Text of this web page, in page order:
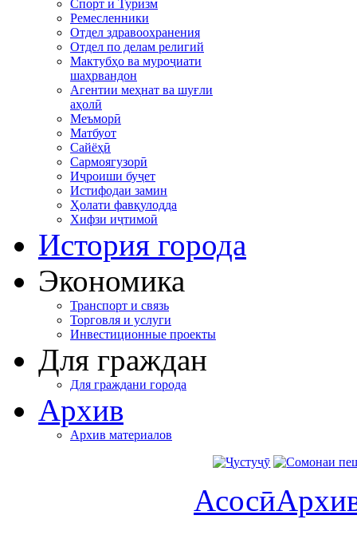
Спорт и Туризм
Ремесленники
Отдел здравоохранения
Отдел по делам религий
Мактубҳо ва муроҷиати
шаҳрвандон
Агентии меҳнат ва шуғли
аҳолӣ
Меъморӣ
Матбуот
Сайёҳӣ
Сармоягузорӣ
Иҷроиши буҷет
Истифодаи замин
Ҳолати фавқулодда
Хифзи иҷтимоӣ
История города
Экономика
Транспорт и связь
Торговля и услуги
Инвестиционные проекты
Для граждан
Для граждани города
Архив
Архив материалов
Асосӣ